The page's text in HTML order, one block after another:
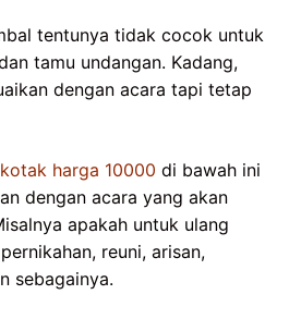
tentunya tidak cocok untuk
tamu undangan. Kadang,
dengan acara tapi tetap
harga 10000 di bawah ini
dengan acara yang akan
apakah untuk ulang
reuni, arisan,
sebagainya.